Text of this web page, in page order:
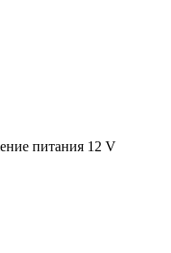
питания 12 V